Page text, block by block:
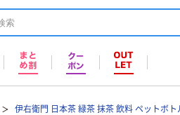
伊右衛門 日本茶 緑茶 抹茶 飲料 ペットボト